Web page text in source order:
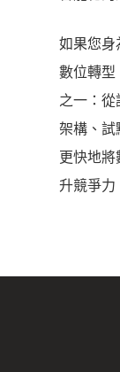
如果您身
數位轉型
之一：從
架構、試
更快地
升競爭力